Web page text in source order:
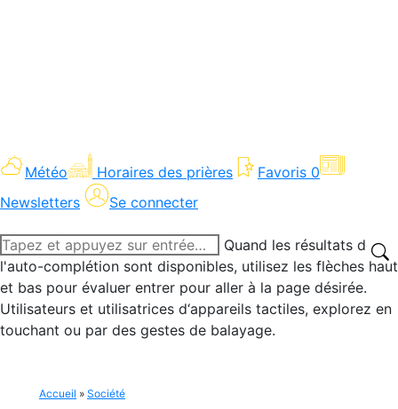
Météo Horaires des prières Favoris 0
Newsletters
Se connecter
Recherche
:
Quand les résultats de
l'auto-complétion sont disponibles, utilisez les flèches haut
et bas pour évaluer entrer pour aller à la page désirée.
Utilisateurs et utilisatrices d‘appareils tactiles, explorez en
touchant ou par des gestes de balayage.
Accueil » Société